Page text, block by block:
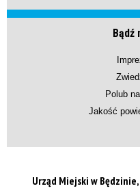
Bądź
Polub
Jakość
Urząd Miejski w Będzinie,